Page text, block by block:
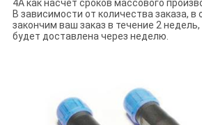
4А как насчет сроков массового
В зависимости от количества заказа,
закончим ваш заказ в течение 2
будет доставлена через неделю.